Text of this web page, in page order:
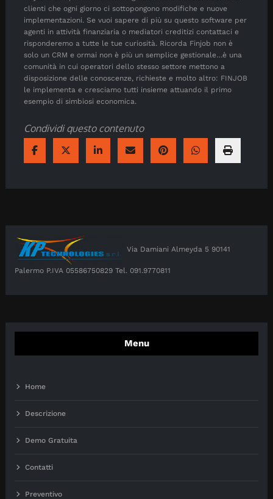
clienti che ogni giorno ci sottopongono modifiche e nuove
implementazioni. Se vuoi sapere di più su questo software per
agenti in attività finanziaria o mediatori creditizi contattaci e
risponderemo a tutte le tue curiosità. Ricorda Finjob non è
solo un CRM e ormai non è più un semplice gestionale…è una
comunità in cui operatori dello stesso settore mettono a
disposizione delle conoscenze, richieste e molto altro: FINJOB
le implementa e cresciamo tutti insieme attuando il primo
esempio di simbiosi economica.
Condividi questo contenuto
Via Damiani Almeyda 5 90141
Palermo P.IVA 05586750829 Tel. 091.9770811
Menu
Home
Descrizione
Demo Gratuita
Contatti
Preventivo